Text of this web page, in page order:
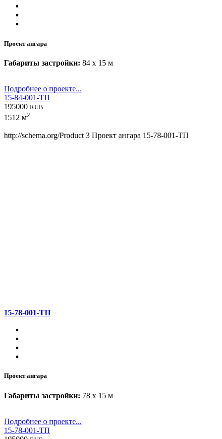
Проект ангара
Габариты застройки: 84 x 15 м
Подробнее о проекте...
15-84-001-ТП
195000 RUB
1512 м2
http://schema.org/Product 3 Проект ангара 15-78-001-ТП
15-78-001-ТП
Проект ангара
Габариты застройки: 78 x 15 м
Подробнее о проекте...
15-78-001-ТП